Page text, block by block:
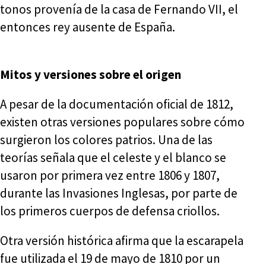
tonos provenía de la casa de Fernando VII, el
entonces rey ausente de España.
Mitos y versiones sobre el origen
A pesar de la documentación oficial de 1812,
existen otras versiones populares sobre cómo
surgieron los colores patrios. Una de las
teorías señala que el celeste y el blanco se
usaron por primera vez entre 1806 y 1807,
durante las Invasiones Inglesas, por parte de
los primeros cuerpos de defensa criollos.
Otra versión histórica afirma que la escarapela
fue utilizada el 19 de mayo de 1810 por un